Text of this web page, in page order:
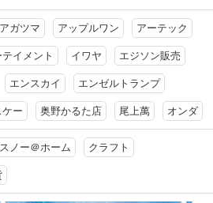
アガツマ アップルワン アーテック
イメント イワヤ エジソン販売
エンスカイ エンゼルトランプ
ケー 奥野かるた店 尾上萬 オンダ
スノー＠ホーム クラフト